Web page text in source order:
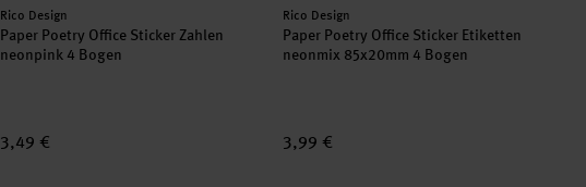
Hersteller:
Rico Design
Paper Poetry Office Sticker Zahlen
neonpink 4 Bogen
3,49 €
Hersteller:
Rico Design
Paper Poetry Office Sticker Etiketten
neonmix 85x20mm 4 Bogen
3,99 €